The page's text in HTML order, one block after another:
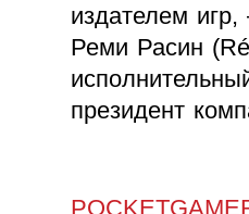
издателем
Реми Расин
президент